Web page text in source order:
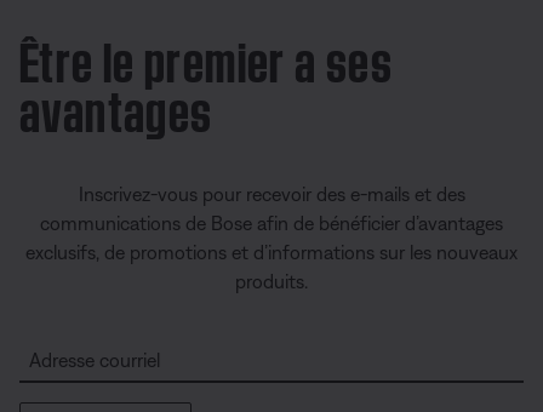
Être le premier a ses
avantages
Inscrivez-vous pour recevoir des e-mails et des
communications de Bose afin de bénéficier d’avantages
exclusifs, de promotions et d’informations sur les nouveaux
produits.
Adresse courriel